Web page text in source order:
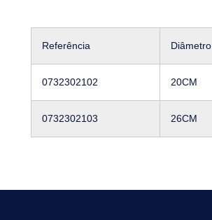
Referência Diâmetro
0732302102 20CM
0732302103 26CM